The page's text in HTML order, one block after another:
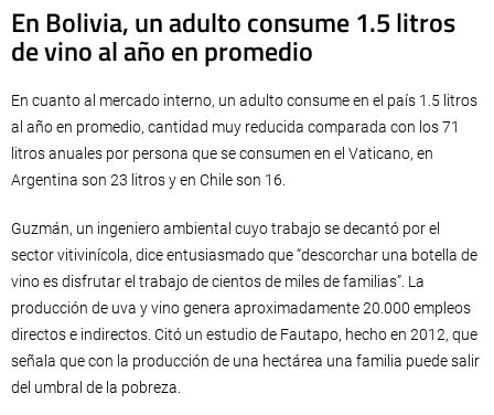
En Bolivia, un adulto consume 1.5 litros
de vino al año en promedio
En cuanto al mercado interno, un adulto consume en el país 1.5 litros
al año en promedio, cantidad muy reducida comparada con los 71
litros anuales por persona que se consumen en el Vaticano, en
Argentina son 23 litros y en Chile son 16.
Guzmán, un ingeniero ambiental cuyo trabajo se decantó por el
sector vitivinícola, dice entusiasmado que “descorchar una botella de
vino es disfrutar el trabajo de cientos de miles de familias”. La
producción de uva y vino genera aproximadamente 20.000 empleos
directos e indirectos. Citó un estudio de Fautapo, hecho en 2012, que
señala que con la producción de una hectárea una familia puede salir
del umbral de la pobreza.